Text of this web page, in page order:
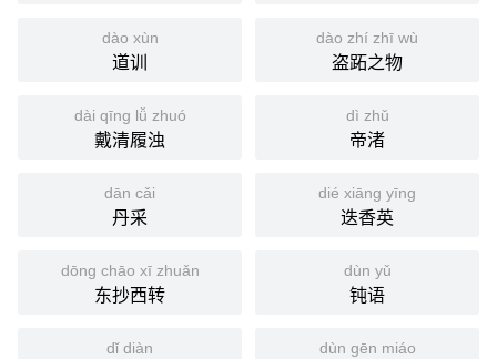
dào xùn
道训
dào zhí zhī wù
盗跖之物
dài qīng lǚ zhuó
戴清履浊
dì zhǔ
帝渚
dān cǎi
丹采
dié xiāng yīng
迭香英
dōng chāo xī zhuǎn
东抄西转
dùn yǔ
钝语
dǐ diàn dùn gēn miáo